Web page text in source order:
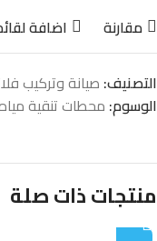
مقارنة
اضافة
التصنيف: صيانة وتركيب
الوسوم:محطات تنقية
منتجات ذات صلة